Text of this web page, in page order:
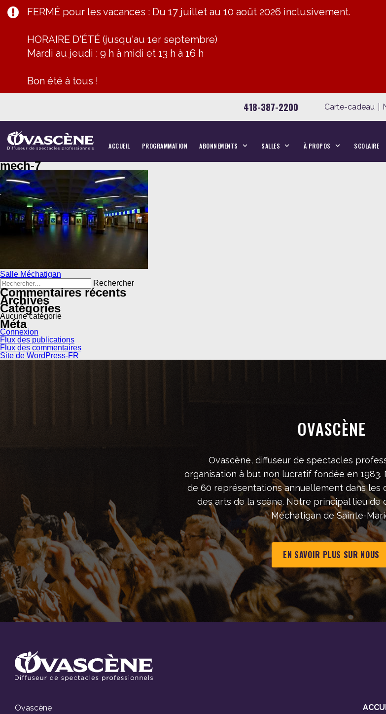
FERMÉ pour les vacances : Du 17 juillet au 10 août 2026 inclusivement.
HORAIRE D'ÉTÉ (jusqu'au 1er septembre)
Mardi au jeudi : 9 h à midi et 13 h à 16 h
Bon été à tous !
418-387-2200 Carte-cadeau
ACCUEIL PROGRAMMATION ABONNEMENTS SALLES À PROPOS SCOLAIRE
mech-7
Navigation
de
l’article
Salle Méchatigan
Rechercher :
Commentaires récents
Archives
Catégories
Aucune catégorie
Méta
Connexion
Flux des publications
Flux des commentaires
Site de WordPress-FR
OVASCÈNE
Ovascène, diffuseur de spectacles
organisation à but non lucratif fondée en
de 60 représentations annuellement dans les
des arts de la scène. Notre principal lieu de
Méchatigan de Sainte-
EN SAVOIR PLUS SUR NOUS
Ovascène